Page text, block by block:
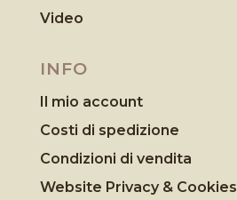
Video
INFO
Il mio account
Costi di spedizione
Condizioni di vendita
Website Privacy & Cookies